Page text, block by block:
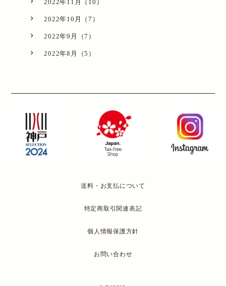
2022年11月（10）
2022年10月（7）
2022年9月（7）
2022年8月（5）
送料・お支払について
特定商取引関連表記
個人情報保護方針
お問い合わせ